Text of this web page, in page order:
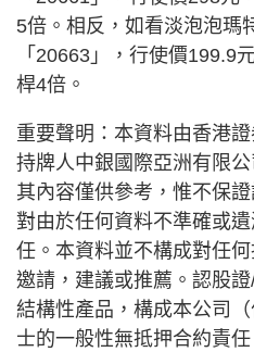
5倍。相反，如看淡泡泡瑪
「20663」，行使價199.9
桿4倍。
重要聲明：本資料由香港
持牌人中銀國際亞洲有限
其內容僅供參考，惟不保
對由於任何資料不準確或
任。本資料並不構成對任
邀請，建議或推薦。認股
結構性產品，構成本公司
士的一般性無抵押合約責